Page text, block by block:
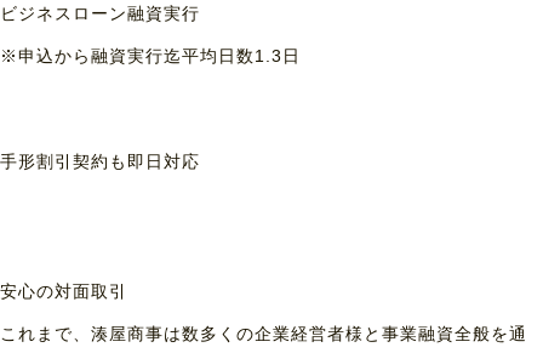
ビジネスローン融資実行
※申込から融資実行迄平均日数1.3日
手形割引契約も 即日対応
安心の対面取引
これまで、湊屋商事は数多くの企業経営者様と事業融資全般を通